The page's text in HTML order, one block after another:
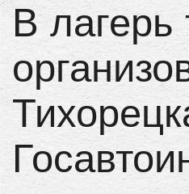
В лагерь